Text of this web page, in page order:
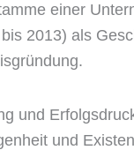
einer
2013) als
und
und